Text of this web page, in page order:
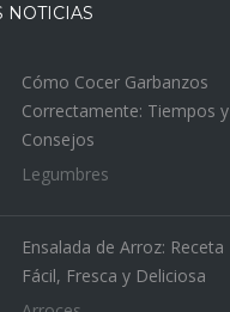
NOTICIAS
Cómo Cocer Garbanzos
Correctamente: Tiempos y
Consejos
Legumbres
Ensalada de Arroz: Receta
Fácil, Fresca y Deliciosa